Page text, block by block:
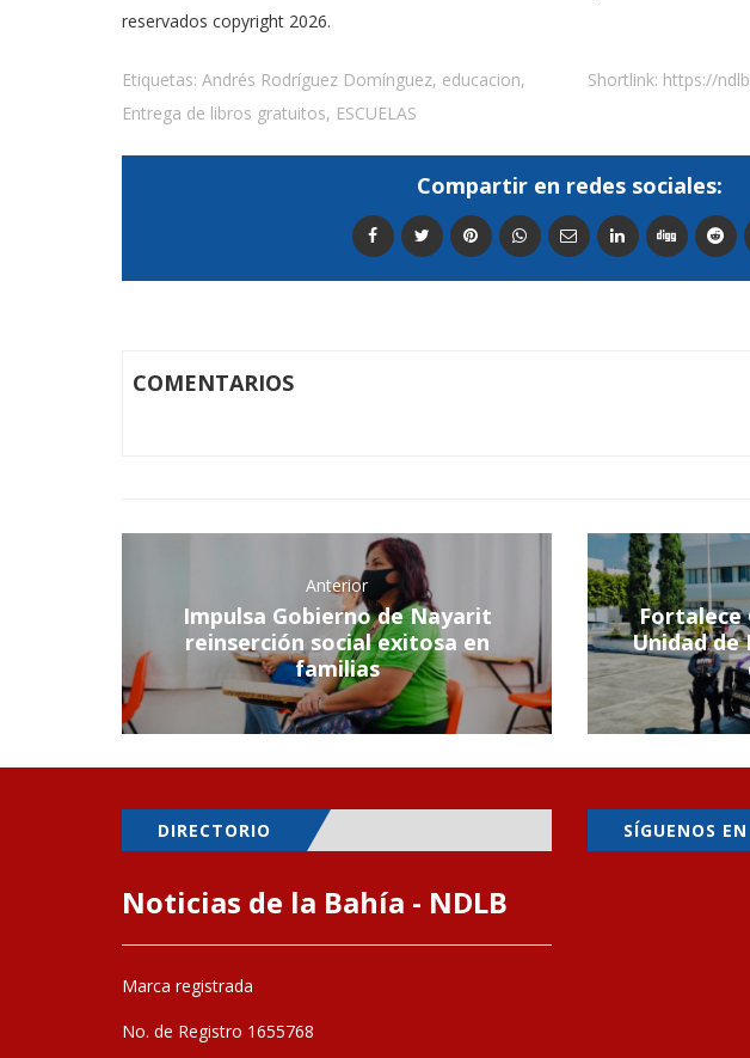
reservados copyright 2026.
Etiquetas: Andrés Rodríguez Domínguez, educacion,
Entrega de libros gratuitos, ESCUELAS
Shortlink: https://
Compartir en redes sociales:
COMENTARIOS
Anterior
Impulsa Gobierno de Nayarit
reinserción social exitosa en
familias
Fortalece
Unidad de
DIRECTORIO
Noticias de la Bahía - NDLB
Marca registrada
No. de Registro 1655768
SÍGUENOS